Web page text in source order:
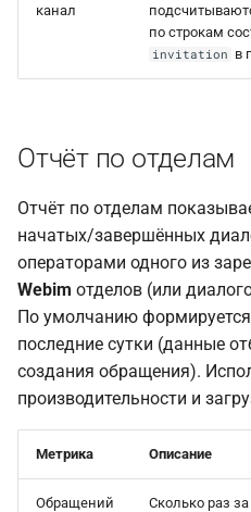
канал
по строкам
invitation в
Отчёт по отделам
Отчёт по отделам
начатых/завершённых
операторами одного из
Webim отделов (или
По умолчанию
последние сутки (данные
создания обращения).
производительности и
Метрика Описание
Обращений
Сколько раз за